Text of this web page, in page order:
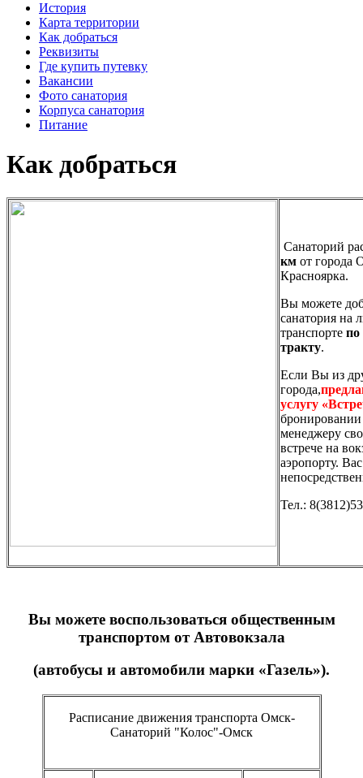
История
Карта территории
Как добраться
Реквизиты
Где купить путевку
Вакансии
Фото санатория
Корпуса санатория
Питание
Как добраться
Санаторий
км от города
Красноярка.
Вы можете
санатория на
транспорте по
тракту.
Если Вы из
города,
услугу
менеджеру
встрече на
аэропорту.
Тел.:
Вы можете воспользоваться общественным
транспортом от Автовокзала
(автобусы и автомобили марки «Газель»).
Расписание движения транспорта Омск-
Санаторий "Колос"-Омск